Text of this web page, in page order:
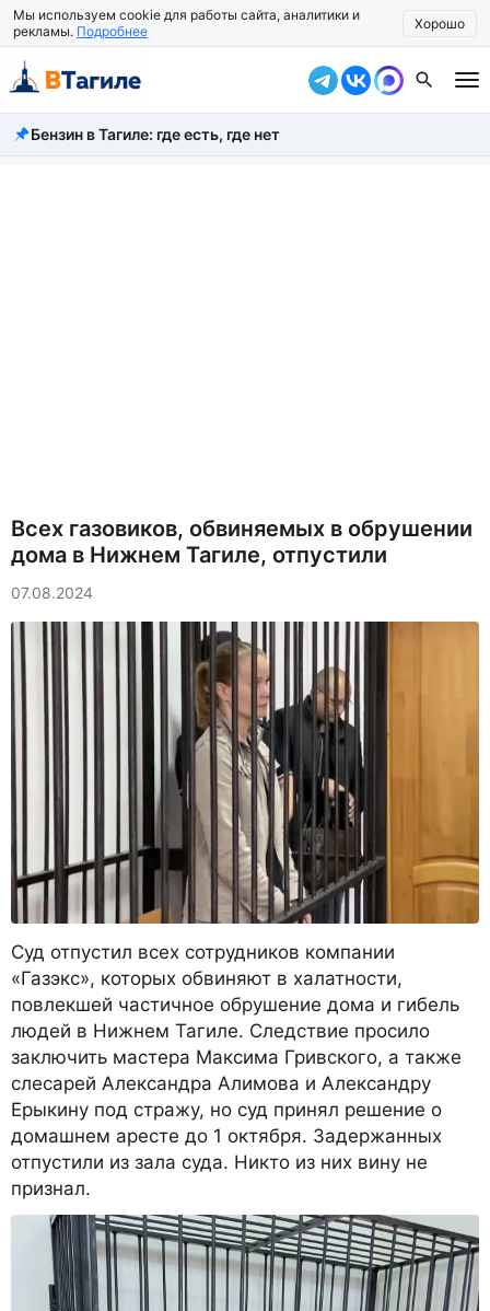
Мы используем cookie для работы сайта, аналитики и
рекламы. Подробнее Хорошо
Все новости
Бензин в Тагиле: где есть, где нет
Всех газовиков, обвиняемых в обрушении
дома в Нижнем Тагиле, отпустили
07.08.2024
Суд отпустил всех сотрудников компании
«Газэкс», которых обвиняют в халатности,
повлекшей частичное обрушение дома и гибель
людей в Нижнем Тагиле. Следствие просило
заключить мастера Максима Гривского, а также
слесарей Александра Алимова и Александру
Ерыкину под стражу, но суд принял решение о
домашнем аресте до 1 октября. Задержанных
отпустили из зала суда. Никто из них вину не
признал.